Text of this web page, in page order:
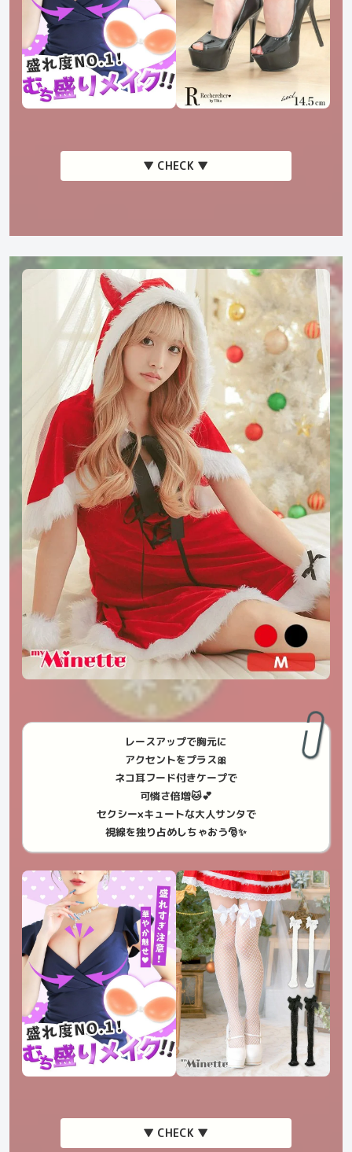
▼ CHECK ▼
レースアップで胸元に
アクセントをプラス🎀
ネコ耳フード付きケープで
可憐さ倍増🐱💕
セクシー×キュートな大人サンタで
視線を独り占めしちゃおう🎅✨
▼ CHECK ▼